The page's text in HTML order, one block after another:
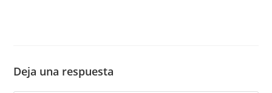
Deja una respuesta